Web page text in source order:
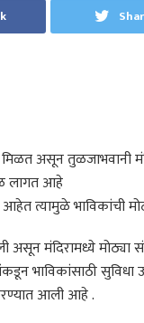
मिळत असून तुळजाभवानी
लागत आहे
त्यामुळे भाविकांची
असून मंदिरामध्ये
भाविकांसाठी
आली आहे .